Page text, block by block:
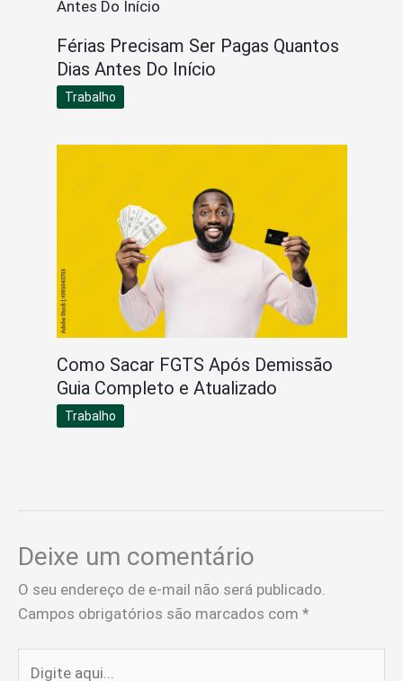
Férias Precisam Ser Pagas Quantos
Dias Antes Do Início
Trabalho
Como Sacar FGTS Após Demissão
Guia Completo e Atualizado
Trabalho
Deixe um comentário
O seu endereço de e-mail não será publicado.
Campos obrigatórios são marcados com *